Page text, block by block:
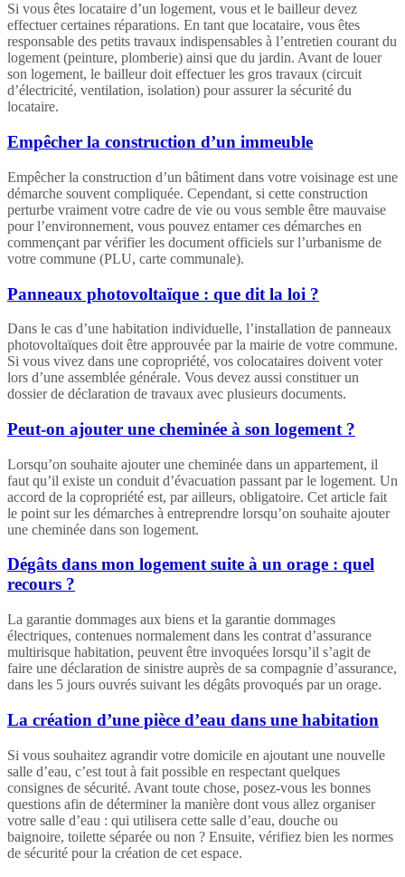
Si vous êtes locataire d’un logement, vous et le bailleur devez
effectuer certaines réparations. En tant que locataire, vous êtes
responsable des petits travaux indispensables à l’entretien courant du
logement (peinture, plomberie) ainsi que du jardin. Avant de louer
son logement, le bailleur doit effectuer les gros travaux (circuit
d’électricité, ventilation, isolation) pour assurer la sécurité du
locataire.
Empêcher la construction d’un immeuble
Empêcher la construction d’un bâtiment dans votre voisinage est une
démarche souvent compliquée. Cependant, si cette construction
perturbe vraiment votre cadre de vie ou vous semble être mauvaise
pour l’environnement, vous pouvez entamer ces démarches en
commençant par vérifier les document officiels sur l’urbanisme de
votre commune (PLU, carte communale).
Panneaux photovoltaïque : que dit la loi ?
Dans le cas d’une habitation individuelle, l’installation de panneaux
photovoltaïques doit être approuvée par la mairie de votre commune.
Si vous vivez dans une copropriété, vos colocataires doivent voter
lors d’une assemblée générale. Vous devez aussi constituer un
dossier de déclaration de travaux avec plusieurs documents.
Peut-on ajouter une cheminée à son logement ?
Lorsqu’on souhaite ajouter une cheminée dans un appartement, il
faut qu’il existe un conduit d’évacuation passant par le logement. Un
accord de la copropriété est, par ailleurs, obligatoire. Cet article fait
le point sur les démarches à entreprendre lorsqu’on souhaite ajouter
une cheminée dans son logement.
Dégâts dans mon logement suite à un orage : quel
recours ?
La garantie dommages aux biens et la garantie dommages
électriques, contenues normalement dans les contrat d’assurance
multirisque habitation, peuvent être invoquées lorsqu’il s’agit de
faire une déclaration de sinistre auprès de sa compagnie d’assurance,
dans les 5 jours ouvrés suivant les dégâts provoqués par un orage.
La création d’une pièce d’eau dans une habitation
Si vous souhaitez agrandir votre domicile en ajoutant une nouvelle
salle d’eau, c’est tout à fait possible en respectant quelques
consignes de sécurité. Avant toute chose, posez-vous les bonnes
questions afin de déterminer la manière dont vous allez organiser
votre salle d’eau : qui utilisera cette salle d’eau, douche ou
baignoire, toilette séparée ou non ? Ensuite, vérifiez bien les normes
de sécurité pour la création de cet espace.